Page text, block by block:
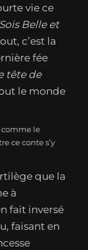
vie ce
Belle et
c’est la
fée
tête de
le monde
comme le
ce conte s’y
que la
à
fait inversé
faisant en